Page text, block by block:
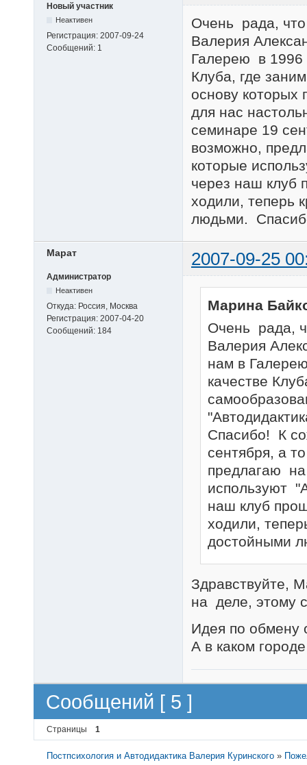
Новый участник
Неактивен
Регистрация: 2007-09-24
Сообщений: 1
Очень рада,
Валерия
Галерею в 1996
Клуба, где
основу которых
для нас
семинаре 19
возможно,
которые
через наш клуб
ходили, теперь
людьми.
Марат 2007-09-25
Администратор
Неактивен
Откуда: Россия, Москва
Регистрация: 2007-04-20
Сообщений: 184
Марина
Очень рада,
Валерия
нам в
качестве
Спасибо! К
сентября, а
предлагаю
используют
наш клуб
ходили,
достойными
Здравствуйте,
на деле, этому
Идея по обмену
А в каком
Сообщений [ 5 ]
Страницы 1
Постпсихология и Автодидактика Валерия Куринского »